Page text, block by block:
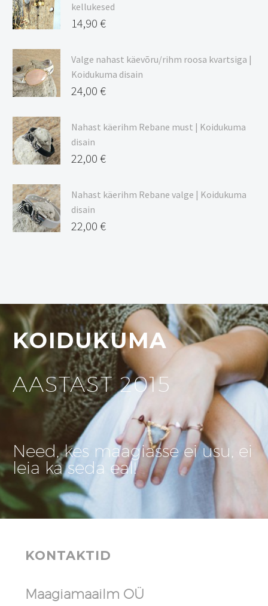
kuni
20,44 €
kellukesed
14,90 €
Valge nahast käevõru/rihm roosa kvartsiga |
Koidukuma disain
24,00 €
Nahast käerihm Rebane must | Koidukuma
disain
22,00 €
Nahast käerihm Rebane valge | Koidukuma
disain
22,00 €
KOIDUKUMA
AASTAST 2015
Need, kes maagiasse ei usu, ei
leia ka seda eal!
KONTAKTID
Maagiamaailm OÜ